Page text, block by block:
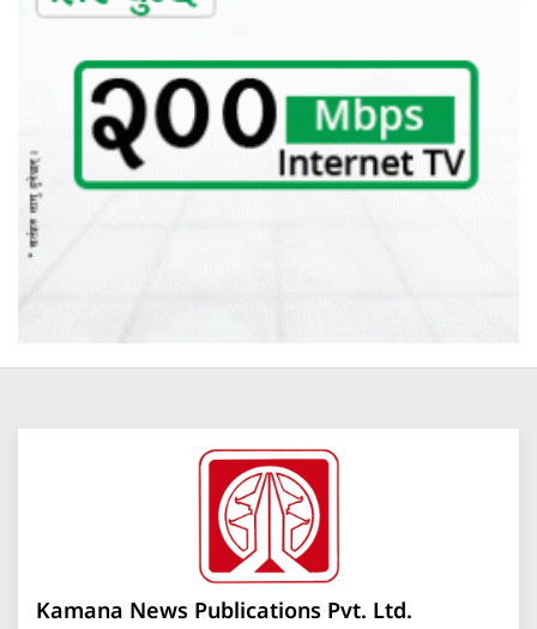
Kamana News Publications Pvt. Ltd.